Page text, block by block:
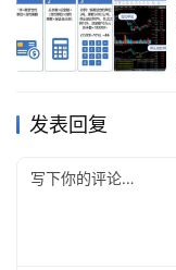
发表回复